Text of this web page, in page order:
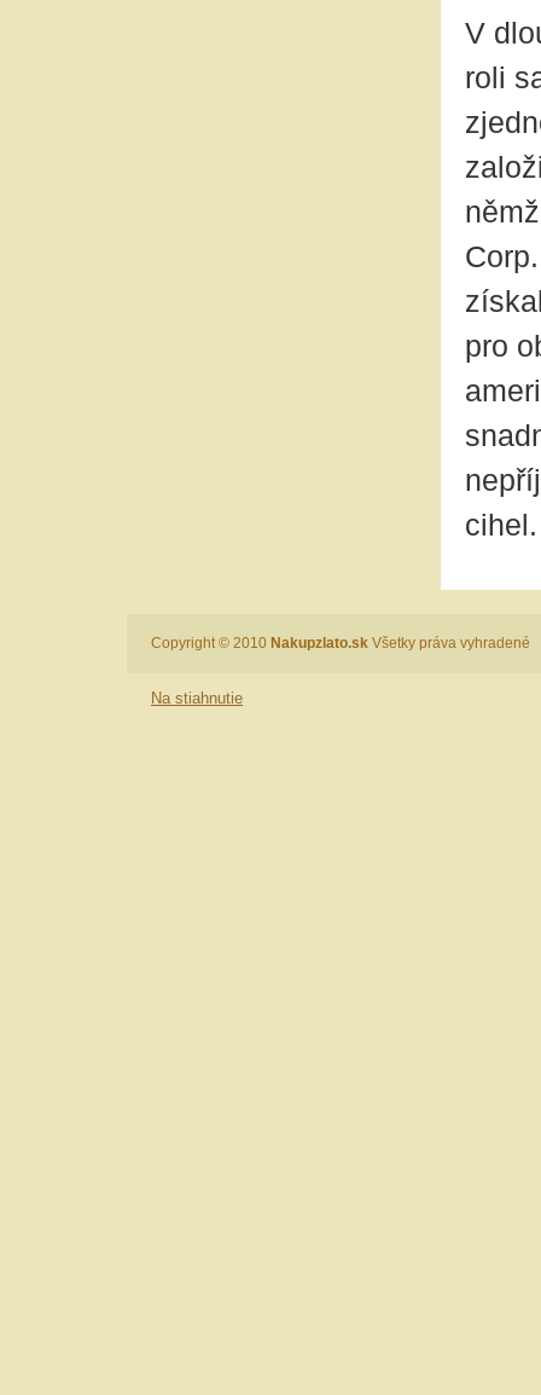
V
roli
pro
cihel.
Copyright © 2010 Nakupzlato.sk Všetky práva vyhradené
Na stiahnutie